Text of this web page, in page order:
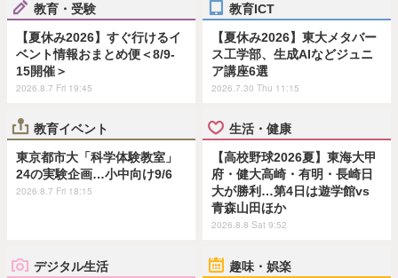
教育・受験
【夏休み2026】すぐ行けるイ
ベント情報おまとめ便＜8/9-
15開催＞
2026.8.7 Fri 19:45
教育ICT
【夏休み2026】東大メタバー
ス工学部、生成AIなどジュニ
ア講座6選
2026.7.30 Thu 11:15
教育イベント
東京都市大「科学体験教室」
24の実験企画…小中向け9/6
2026.8.7 Fri 18:15
生活・健康
【高校野球2026夏】東海大甲
府・健大高崎・有明・長崎日
大が勝利…第4日は遊学館vs
青森山田ほか
2026.8.8 Sat 9:52
デジタル生活 趣味・娯楽